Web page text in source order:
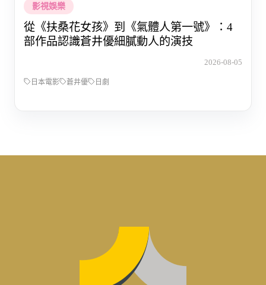
影視娛樂
從《扶桑花女孩》到《氣體人第一號》：4
部作品認識蒼井優細膩動人的演技
2026-08-05
日本電影 蒼井優 日劇